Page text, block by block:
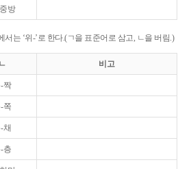
방
는 ‘위-’로 한다.(ㄱ을 표준어로 삼고, ㄴ을 버림.)
ㄴ 비고
짝
쪽
채
층